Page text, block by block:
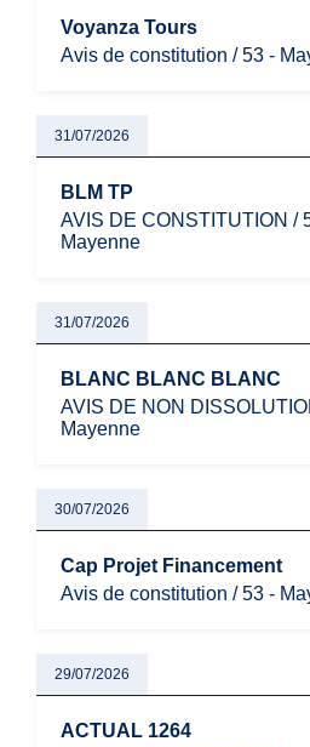
Voyanza Tours
Avis de constitution / 53 -
31/07/2026
BLM TP
AVIS DE CONSTITUTION /
Mayenne
31/07/2026
BLANC BLANC BLANC
AVIS DE NON
Mayenne
30/07/2026
Cap Projet Financement
Avis de constitution / 53 -
29/07/2026
ACTUAL 1264